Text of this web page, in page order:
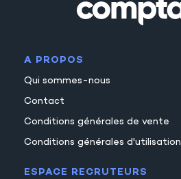
A PROPOS
Qui sommes-nous
Contact
Conditions générales de vente
Conditions générales d'utilisation
ESPACE RECRUTEURS